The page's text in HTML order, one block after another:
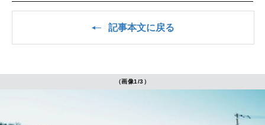
記事本文に戻る
（画像1/3）